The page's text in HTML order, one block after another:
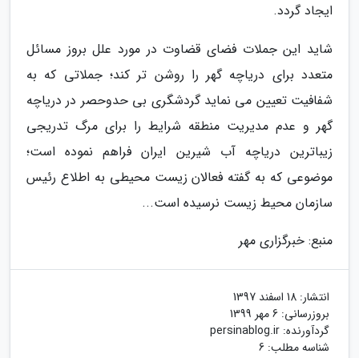
ایجاد گردد.
شاید این جملات فضای قضاوت در مورد علل بروز مسائل
متعدد برای دریاچه گهر را روشن تر کند؛ جملاتی که به
شفافیت تعیین می نماید گردشگری بی حدوحصر در دریاچه
گهر و عدم مدیریت منطقه شرایط را برای مرگ تدریجی
زیباترین دریاچه آب شیرین ایران فراهم نموده است؛
موضوعی که به گفته فعالان زیست محیطی به اطلاع رئیس
سازمان محیط زیست نرسیده است...
منبع: خبرگزاری مهر
انتشار: 18 اسفند 1397
بروزرسانی: 6 مهر 1399
گردآورنده: persinablog.ir
شناسه مطلب: 6